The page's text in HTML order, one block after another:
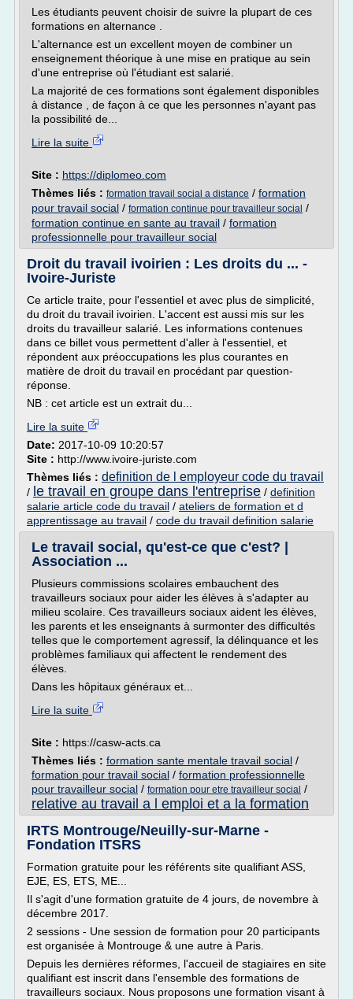
Les étudiants peuvent choisir de suivre la plupart de ces
formations en alternance .
L'alternance est un excellent moyen de combiner un
enseignement théorique à une mise en pratique au sein
d'une entreprise où l'étudiant est salarié.
La majorité de ces formations sont également disponibles
à distance , de façon à ce que les personnes n'ayant pas
la possibilité de...
Lire la suite
Site : https://diplomeo.com
Thèmes liés : formation travail social a distance / formation
pour travail social / formation continue pour travailleur social /
formation continue en sante au travail / formation
professionnelle pour travailleur social
Droit du travail ivoirien : Les droits du ... -
Ivoire-Juriste
Ce article traite, pour l'essentiel et avec plus de simplicité,
du droit du travail ivoirien. L'accent est aussi mis sur les
droits du travailleur salarié. Les informations contenues
dans ce billet vous permettent d'aller à l'essentiel, et
répondent aux préoccupations les plus courantes en
matière de droit du travail en procédant par question-
réponse.
NB : cet article est un extrait du...
Lire la suite
Date: 2017-10-09 10:20:57
Site : http://www.ivoire-juriste.com
Thèmes liés : definition de l employeur code du travail
/ le travail en groupe dans l'entreprise / definition
salarie article code du travail / ateliers de formation et d
apprentissage au travail / code du travail definition salarie
Le travail social, qu'est-ce que c'est? |
Association ...
Plusieurs commissions scolaires embauchent des
travailleurs sociaux pour aider les élèves à s'adapter au
milieu scolaire. Ces travailleurs sociaux aident les élèves,
les parents et les enseignants à surmonter des difficultés
telles que le comportement agressif, la délinquance et les
problèmes familiaux qui affectent le rendement des
élèves.
Dans les hôpitaux généraux et...
Lire la suite
Site : https://casw-acts.ca
Thèmes liés : formation sante mentale travail social /
formation pour travail social / formation professionnelle
pour travailleur social / formation pour etre travailleur social /
relative au travail a l emploi et a la formation
IRTS Montrouge/Neuilly-sur-Marne -
Fondation ITSRS
Formation gratuite pour les référents site qualifiant ASS,
EJE, ES, ETS, ME...
Il s'agit d'une formation gratuite de 4 jours, de novembre à
décembre 2017.
2 sessions - Une session de formation pour 20 participants
est organisée à Montrouge & une autre à Paris.
Depuis les dernières réformes, l'accueil de stagiaires en site
qualifiant est inscrit dans l'ensemble des formations de
travailleurs sociaux. Nous proposons une formation visant à